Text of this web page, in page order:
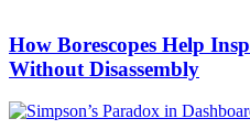
How Borescopes Help
Without Disassembly